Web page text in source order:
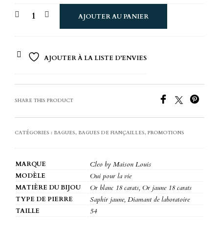
prix
initial
était :
3500.00€.
prix
est :
2500.00€.
AJOUTER AU PANIER
AJOUTER À LA LISTE D’ENVIES
SHARE THIS PRODUCT
CATÉGORIES : BAGUES, BAGUES DE FIANÇAILLES, PROMOTIONS
MARQUE Cleo by Maison Louis
MODÈLE Oui pour la vie
MATIÈRE DU BIJOU Or blanc 18 carats, Or jaune 18 carats
TYPE DE PIERRE Saphir jaune, Diamant de laboratoire
TAILLE 54